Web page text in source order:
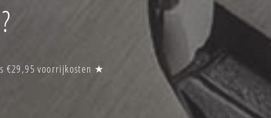
€29,95 voorrijkosten ★